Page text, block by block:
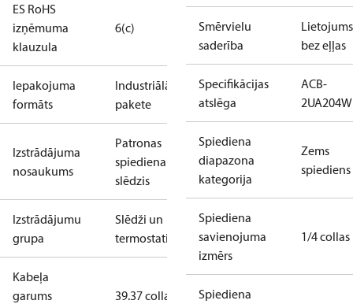
ES RoHS
izņēmuma
klauzula
6(c)
Iepakojuma
formāts
Industriālā
pakete
Izstrādājuma
nosaukums
Patronas
spiediena
slēdzis
Izstrādājumu
grupa
Slēdži un
termostati
Kabeļa
garums
39.37 colla
Smērvielu
saderība
Lietojums
bez eļļas
Specifikācijas
atslēga
ACB-
2UA204W
Spiediena
diapazona
kategorija
Zems
spiediens
Spiediena
savienojuma
izmērs
1/4 collas
Spiediena